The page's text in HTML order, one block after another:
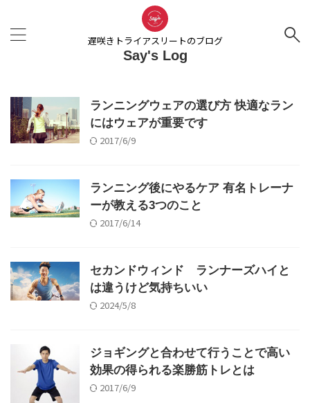
遅咲きトライアスリートのブログ
Say's Log
ランニングウェアの選び方 快適なラン
にはウェアが重要です
2017/6/9
ランニング後にやるケア 有名トレーナ
ーが教える3つのこと
2017/6/14
セカンドウィンド ランナーズハイと
は違うけど気持ちいい
2024/5/8
ジョギングと合わせて行うことで高い
効果の得られる楽勝筋トレとは
2017/6/9